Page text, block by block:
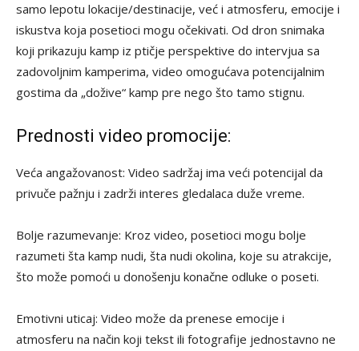
samo lepotu lokacije/destinacije, već i atmosferu, emocije i
iskustva koja posetioci mogu očekivati. Od dron snimaka
koji prikazuju kamp iz ptičje perspektive do intervjua sa
zadovoljnim kamperima, video omogućava potencijalnim
gostima da „dožive“ kamp pre nego što tamo stignu.
Prednosti video promocije:
Veća angažovanost: Video sadržaj ima veći potencijal da
privuče pažnju i zadrži interes gledalaca duže vreme.
Bolje razumevanje: Kroz video, posetioci mogu bolje
razumeti šta kamp nudi, šta nudi okolina, koje su atrakcije,
što može pomoći u donošenju konačne odluke o poseti.
Emotivni uticaj: Video može da prenese emocije i
atmosferu na način koji tekst ili fotografije jednostavno ne